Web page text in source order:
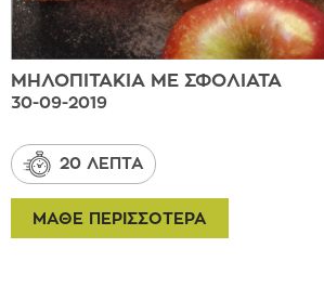
ΜΗΛΟΠΙΤΑΚΙΑ ΜΕ ΣΦΟΛΙΑΤΑ
30-09-2019
20 ΛΕΠΤΑ
ΜΑΘΕ ΠΕΡΙΣΣΟΤΕΡΑ